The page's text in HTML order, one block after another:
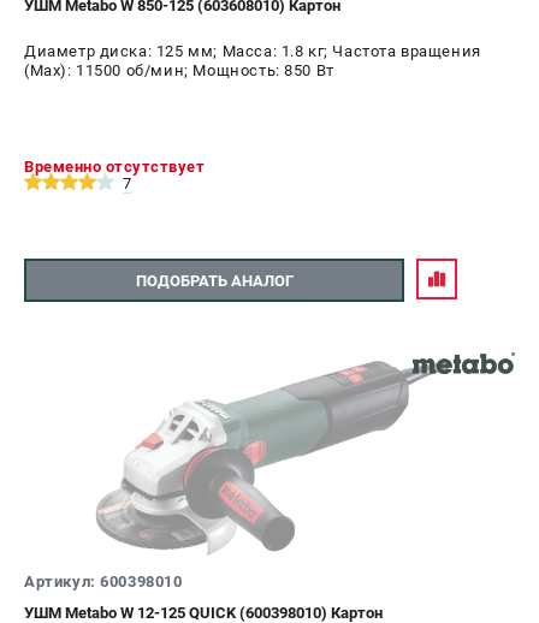
МАГАЗИНЫ
СРАВНЕНИЕ ( 0 )
Юридическим лицам
Правила обмена и возврата
Способы оплаты
О компании
О бренде
Политика обработки персональных данных
УШМ Metabo W 850-125 (603608010) Картон
Диаметр диска: 125 мм; Масса: 1.8 кг; Частота вращения
(Max): 11500 об/мин; Мощность: 850 Вт
Временно отсутствует
7
ПОДОБРАТЬ АНАЛОГ
Артикул: 600398010
УШМ Metabo W 12-125 QUICK (600398010) Картон